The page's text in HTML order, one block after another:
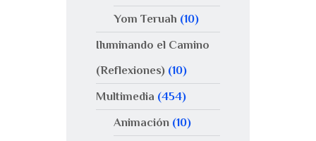
Yom Teruah (10)
Iluminando el Camino
(Reflexiones) (10)
Multimedia (454)
Animación(10)